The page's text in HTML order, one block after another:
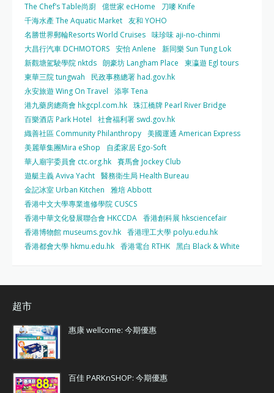
The Chef’s Table尚廚 億世家 ecHome
刀嘜 Knife
千海水產 The Aquatic Market 友和 YOHO
名勝世界郵輪Resorts World Cruises 味珍味 aji-no-chinmi
大昌行汽車 DCHMOTORS 安怡 Anlene
新同樂 Sun Tung Lok
新觀塘駕駛學院 nktds 朗豪坊 Langham Place
東瀛遊 Egl tours
東華三院 tungwah
民政事務總署 had.gov.hk
永安旅遊 Wing On Travel
添寧 Tena
港九藥房總商會 hkgcpl.com.hk 珠江橋牌 Pearl River Bridge
百樂酒店 Park Hotel
社會福利署 swd.gov.hk
織善社區 Community Philanthropy 美國運通 American Express
美麗華集團Mira eShop
自柔家居 Ego-Soft
華人廟宇委員會 ctc.org.hk 賽馬會 Jockey Club
遊艇主義 Aviva Yacht 醫務衛生局 Health Bureau
金記冰室 Urban Kitchen
雅培 Abbott
香港中文大學專業進修學院 CUSCS
香港中華文化發展聯合會 HKCCDA 香港創科展 hksciencefair
香港博物館 museums.gov.hk 香港理工大學 polyu.edu.hk
香港都會大學 hkmu.edu.hk 香港電台 RTHK 黑白 Black & White
超市
惠康 wellcome: 今期優惠
百佳 PARKnSHOP: 今期優惠